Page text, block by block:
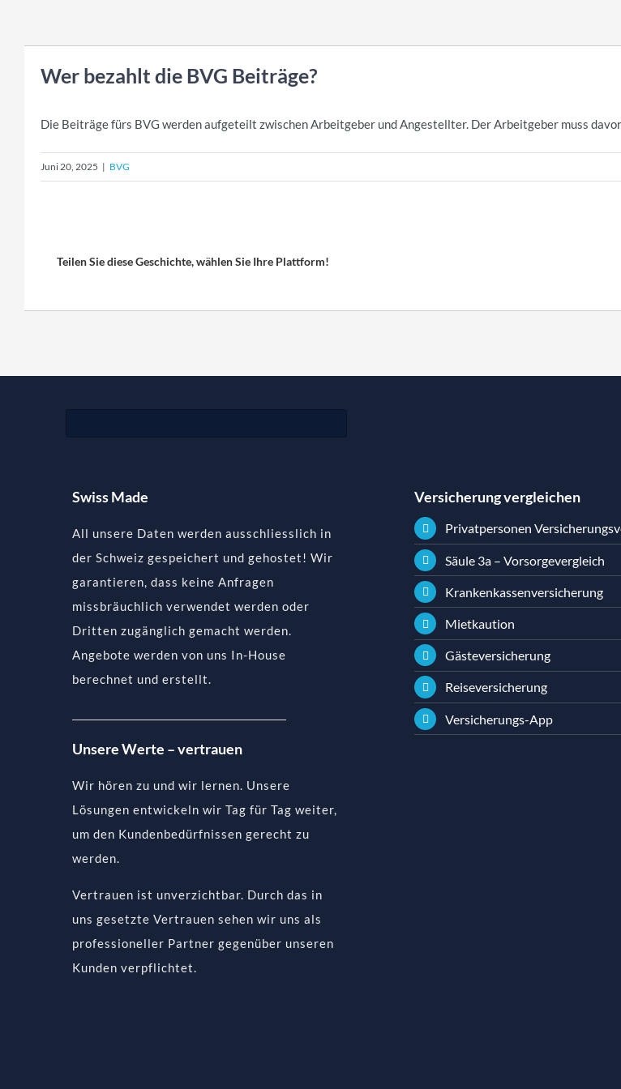
Wer bezahlt die BVG Beiträge?
Die Beiträge fürs BVG werden aufgeteilt zwischen Arbeitgeber und Angestellter. Der Arbeitgeber muss
Juni 20, 2025 | BVG
Teilen Sie diese Geschichte, wählen Sie Ihre Plattform!
Swiss Made
All unsere Daten werden ausschliesslich in
der Schweiz gespeichert und gehostet! Wir
garantieren, dass keine Anfragen
missbräuchlich verwendet werden oder
Dritten zugänglich gemacht werden.
Angebote werden von uns In-House
berechnet und erstellt.
Unsere Werte – vertrauen
Wir hören zu und wir lernen. Unsere
Lösungen entwickeln wir Tag für Tag weiter,
um den Kundenbedürfnissen gerecht zu
werden.
Vertrauen ist unverzichtbar. Durch das in
uns gesetzte Vertrauen sehen wir uns als
professioneller Partner gegenüber unseren
Kunden verpflichtet.
Versicherung vergleichen
Privatpersonen
Säule 3a – Vorsorgevergleich
Krankenkassenversicherung
Mietkaution
Gästeversicherung
Reiseversicherung
Versicherungs-App